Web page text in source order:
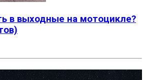
в выходные на мотоцикле?